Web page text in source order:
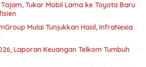
Tukar Mobil Lama ke Toyota Baru
Mulai Tunjukkan Hasil, InfraNexia
Laporan Keuangan Telkom Tumbuh